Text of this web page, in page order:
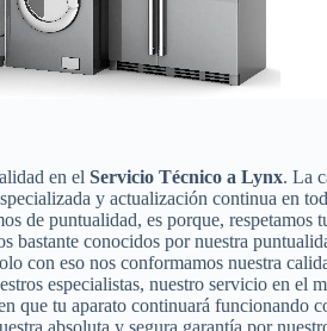
en el Servicio Técnico a Lynx. La
y actualización continua en
de puntualidad, es porque, respetamos
bastante conocidos por nuestra
con eso nos conformamos nuestra
especialistas, nuestro servicio en el
que tu aparato continuará funcionando
absoluta y segura garantía por